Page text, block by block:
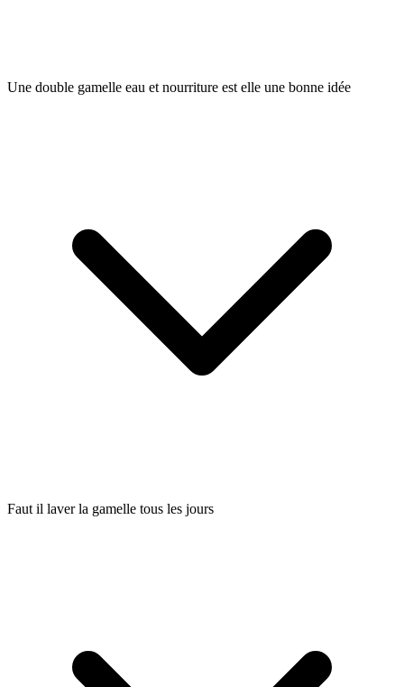
Une double gamelle eau et nourriture est elle une bonne idée
Faut il laver la gamelle tous les jours